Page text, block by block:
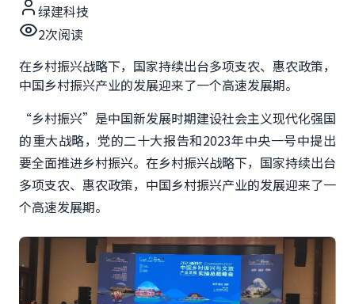
绿建科技
2次阅读
在乡村振兴战略下，国家持续出台多项支农、惠农政策，
中国乡村振兴产业的发展迎来了一个高速发展期。
“乡村振兴”是中国新发展时期建设社会主义现代化强国
的重大战略，党的二十大报告和2023年中央一号中提出
要全面推进乡村振兴。在乡村振兴战略下，国家持续出台
多项支农、惠农政策，中国乡村振兴产业的发展迎来了一
个高速发展期。